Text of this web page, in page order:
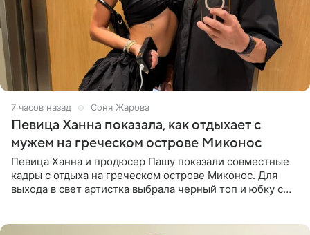
7 часов назад Соня Жарова
Певица Ханна показала, как отдыхает с
мужем на греческом острове Миконос
Певица Ханна и продюсер Пашу показали совместные
кадры с отдыха на греческом острове Миконос. Для
выхода в свет артистка выбрала черный топ и юбку с